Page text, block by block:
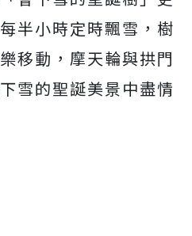
半小時定時飄雪，樹
移動，摩天輪與拱門
雪的聖誕美景中盡情